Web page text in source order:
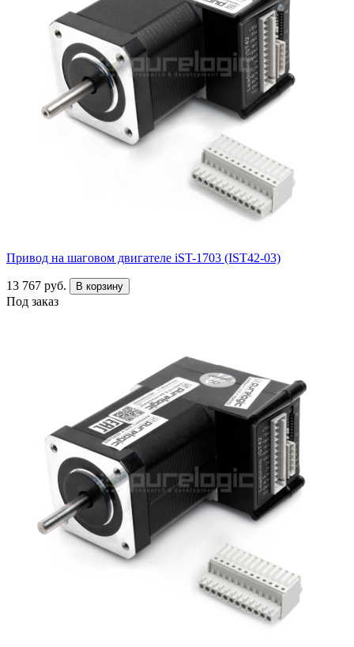
Привод на шаговом двигателе iST-1703 (IST42-03)
13 767 руб. В корзину
Под заказ